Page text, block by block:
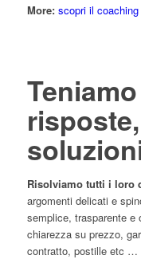
More:scopri il coaching
Risolviamo tutti i loro
argomenti delicati e
semplice, trasparente e
chiarezza su prezzo,
contratto, postille etc …